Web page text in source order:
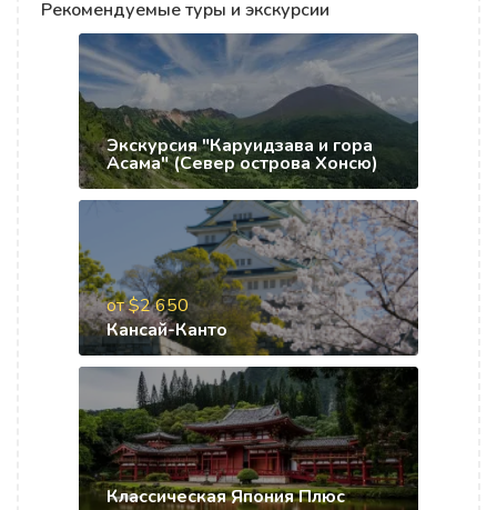
Рекомендуемые туры и экскурсии
Экскурсия "Каруидзава и гора
Асама" (Север острова Хонсю)
от $2 650
Кансай-Канто
Классическая Япония Плюс